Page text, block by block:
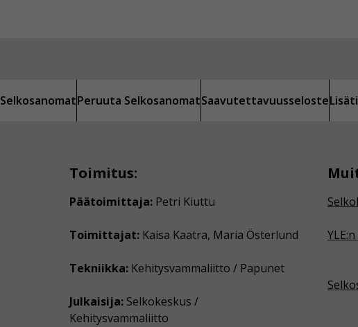
Peruuta SelkosanomatSaavutettavuusseloste
Toimitus:
Päätoimittaja: Petri Kiuttu
Toimittajat: Kaisa Kaatra, Maria Österlund
Tekniikka: Kehitysvammaliitto / Papunet
Julkaisija: Selkokeskus /
Kehitysvammaliitto